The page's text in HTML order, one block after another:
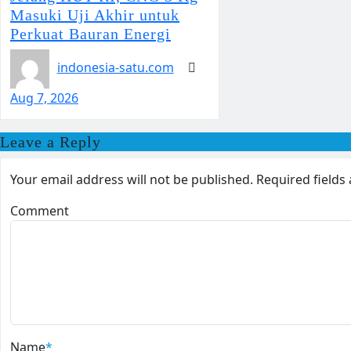
Masuki Uji Akhir untuk
Perkuat Bauran Energi
indonesia-satu.com
Aug 7, 2026
Leave a Reply
Your email address will not be published. Required fields
Comment
Name*